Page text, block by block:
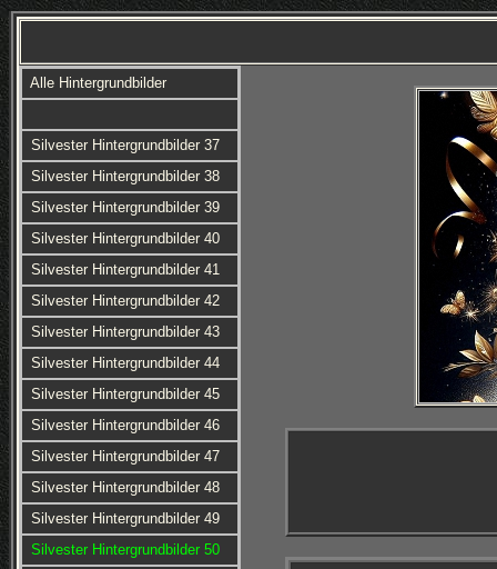
Alle Hintergrundbilder
Silvester Hintergrundbilder 37
Silvester Hintergrundbilder 38
Silvester Hintergrundbilder 39
Silvester Hintergrundbilder 40
Silvester Hintergrundbilder 41
Silvester Hintergrundbilder 42
Silvester Hintergrundbilder 43
Silvester Hintergrundbilder 44
Silvester Hintergrundbilder 45
Silvester Hintergrundbilder 46
Silvester Hintergrundbilder 47
Silvester Hintergrundbilder 48
Silvester Hintergrundbilder 49
Silvester Hintergrundbilder 50